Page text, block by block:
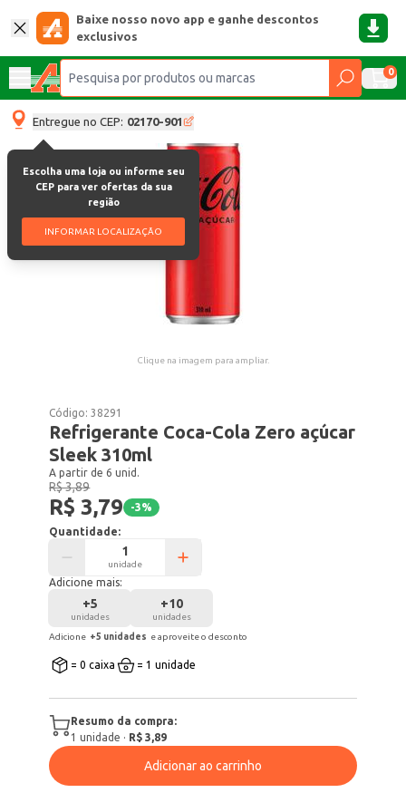
Baixe nosso novo app e ganhe descontos
exclusivos
0
Entregue no CEP: 02170-901
Escolha uma loja ou informe seu
CEP para ver ofertas da sua
região
INFORMAR LOCALIZAÇÃO
Clique na imagem para ampliar.
Código:38291
Refrigerante Coca-Cola Zero açúcar
Sleek 310ml
A partir de 6 unid.
R$ 3,89
R$ 3,79 -3%
Quantidade:
unidade
Adicione mais:
+5
unidades
+10
unidades
Adicione +5 unidades e aproveite o desconto
= 0 caixa = 1 unidade
Resumo da compra:
1 unidade · R$ 3,89
Adicionar ao carrinho